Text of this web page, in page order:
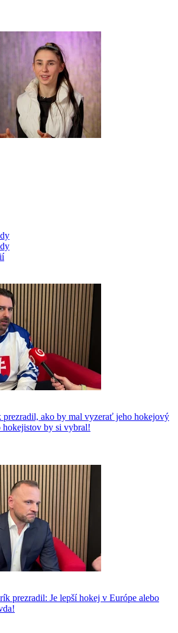
ako by mal vyzerať jeho hokejový
hokejistov by si vybral!
prezradil: Je lepší hokej v Európe alebo